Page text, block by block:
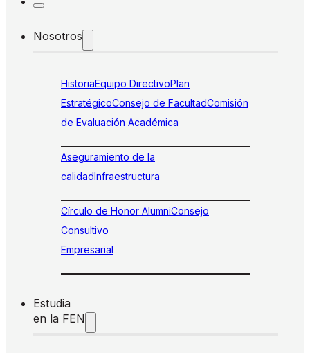
Nosotros
HistoriaEquipo DirectivoPlan
EstratégicoConsejo de FacultadComisión
de Evaluación Académica
Aseguramiento de la
calidadInfraestructura
Círculo de Honor AlumniConsejo
Consultivo
Empresarial
Estudia
en la FEN